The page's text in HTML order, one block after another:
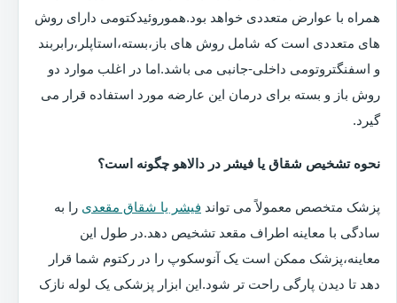
همراه با عوارض متعددی خواهد بود.هموروئیدکتومی دارای روش
های متعددی است که شامل روش های باز،بسته،استاپلر،رابربند
و اسفنگتروتومی داخلی-جانبی می باشد.اما در اغلب موارد دو
روش باز و بسته برای درمان این عارضه مورد استفاده قرار می
گیرد.
نحوه تشخیص شقاق یا فیشر در دالاهو چگونه است؟
پزشک متخصص معمولاً می تواند فیشر یا شقاق مقعدی را به
سادگی با معاینه اطراف مقعد تشخیص دهد.در طول این
معاینه،پزشک ممکن است یک آنوسکوپ را در رکتوم شما قرار
دهد تا دیدن پارگی راحت تر شود.این ابزار پزشکی یک لوله نازک